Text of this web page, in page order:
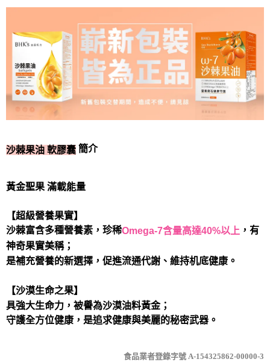
每筆NT$80，滿NT$490(含以上)免運費
付款後7-11取貨
每筆NT$80，滿NT$490(含以上)免運費
宅配
每筆NT$80，滿NT$490(含以上)免運費
沙棘果油 軟膠囊 簡介
黃金聖果 滿載能量
【超級營養果實】
沙棘富含多種營養素，珍稀Omega-7含量高達40%以上 ，有
神奇果實美稱；
是補充營養的新選擇‎，促進流通代謝、維持机底健康。
【沙漠生命之果】
具強大生命力，被譽為沙漠油料黃金；
守護全方位健康，是追求健康與美麗的秘密武器。
食品業者登錄字號 A-154325862-00000-3